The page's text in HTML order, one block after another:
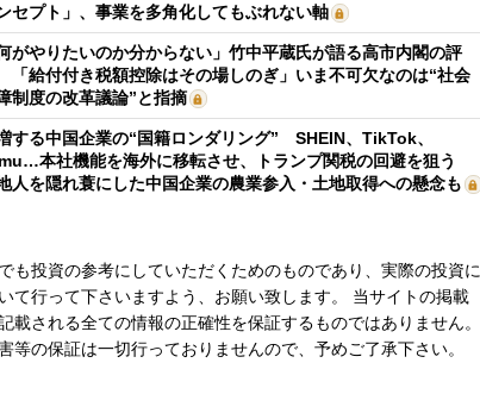
セプト」、事業を多角化してもぶれない軸
何がやりたいのか分からない」竹中平蔵氏が語る高市内閣の評
給付付き税額控除はその場しのぎ」いま不可欠なのは“社会
制度の改革議論”と指摘
する中国企業の“国籍ロンダリング” SHEIN、TikTok、
本社機能を海外に移転させ、トランプ関税の回避を狙う
人を隠れ蓑にした中国企業の農業参入・土地取得への懸念も
も投資の参考にしていただくためのものであり、実際の投資に
て行って下さいますよう、お願い致します。 当サイトの掲載
される全ての情報の正確性を保証するものではありません。
の保証は一切行っておりませんので、予めご了承下さい。